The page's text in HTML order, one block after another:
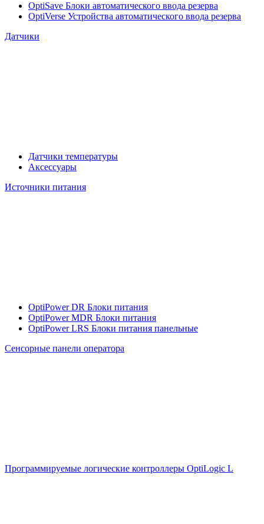
OptiSave Блоки автоматического ввода резерва
OptiVerse Устройства автоматического ввода резерва
Датчики
Датчики температуры
Аксессуары
Источники питания
OptiPower DR Блоки питания
OptiPower MDR Блоки питания
OptiPower LRS Блоки питания панельные
Сенсорные панели оператора
Программируемые логические контроллеры OptiLogic L